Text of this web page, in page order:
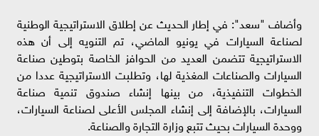
وأضاف "سعد": في إطار الحديث عن إطلاق الاستراتيجية الوطنية
لصناعة السيارات في يونيو الماضي، تم التنويه إلى أن هذه
الاستراتيجية تتضمن العديد من الحوافز الخاصة بتوطين صناعة
السيارات والصناعات المغذية لها، وتطلبت الاستراتيجية عددا من
الخطوات التنفيذية، من بينها إنشاء صندوق تنمية صناعة
السيارات، بالإضافة إلى إنشاء المجلس الأعلى لصناعة السيارات،
ووحدة السيارات بحيث تتبع وزارة التجارة والصناعة.